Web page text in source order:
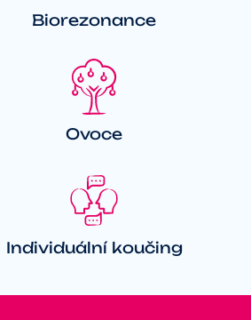
Biorezonance
Ovoce
Individuální koučing